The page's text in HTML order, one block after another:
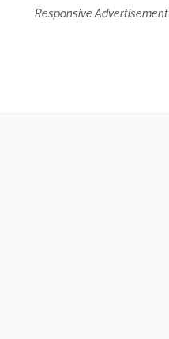
Responsive Advertisement